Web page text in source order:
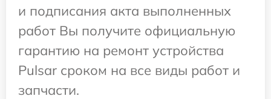
и подписания акта выполненных
работ Вы получите официальную
гарантию на ремонт устройства
Pulsar сроком на все виды работ и
запчасти.